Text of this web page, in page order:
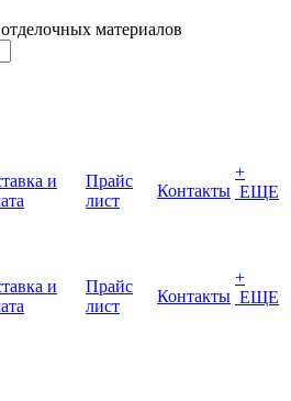
материалов
и
Прайс
лист
Контакты
+
ЕЩЕ
и
Прайс
лист
Контакты
+
ЕЩЕ